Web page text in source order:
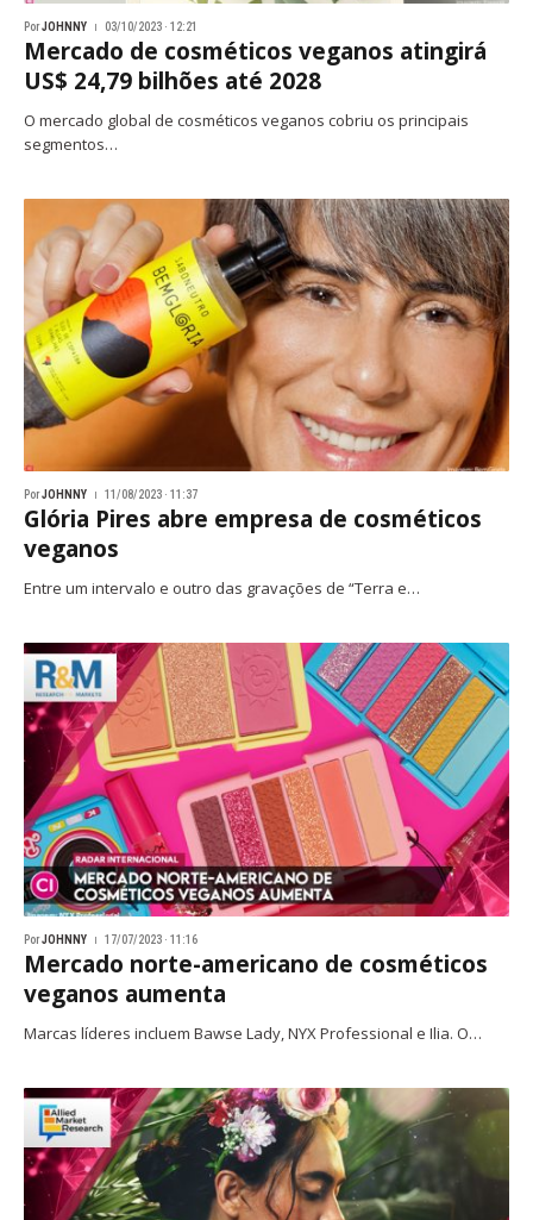
PorJOHNNY 03/10/2023 · 12:21
Mercado de cosméticos veganos atingirá
US$ 24,79 bilhões até 2028
O mercado global de cosméticos veganos cobriu os principais
segmentos…
PorJOHNNY 11/08/2023 · 11:37
Glória Pires abre empresa de cosméticos
veganos
Entre um intervalo e outro das gravações de “Terra e…
PorJOHNNY 17/07/2023 · 11:16
Mercado norte-americano de cosméticos
veganos aumenta
Marcas líderes incluem Bawse Lady, NYX Professional e Ilia. O…